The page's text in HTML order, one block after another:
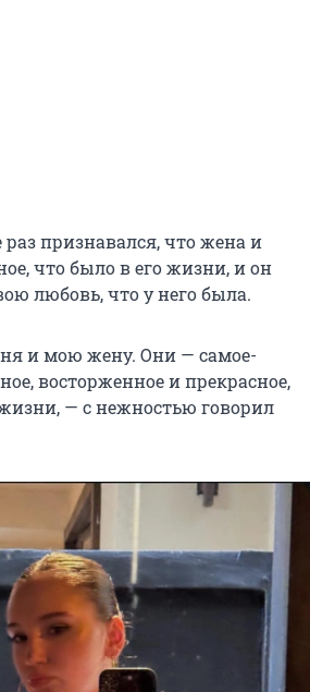
признавался, что жена и
что было в его жизни, и он
любовь, что у него была.
и мою жену. Они — самое-
восторженное и прекрасное,
— с нежностью говорил